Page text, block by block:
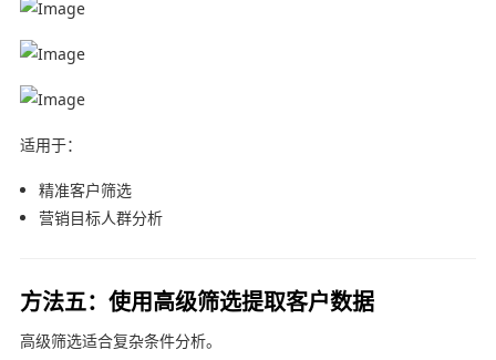
适用于：
精准客户筛选
营销目标人群分析
方法五：使用高级筛选提取客户数据
高级筛选适合复杂条件分析。